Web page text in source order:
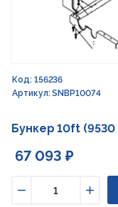
Код: 156236
Артикул: SNBP10074
Бункер 10ft
67 093 ₽